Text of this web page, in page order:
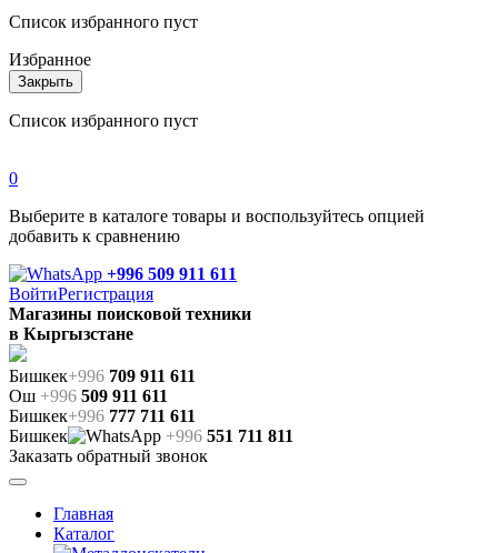
Список избранного пуст
Избранное
Закрыть
Список избранного пуст
0
Выберите в каталоге товары и воспользуйтесь опцией
добавить к сравнению
+996 509 911 611
ВойтиРегистрация
Магазины поисковой техники
в Кыргызстане
Бишкек+996 709 911 611
Ош +996 509 911 611
Бишкек+996 777 711 611
Бишкек
+996 551 711 811
Заказать обратный звонок
Главная
Каталог